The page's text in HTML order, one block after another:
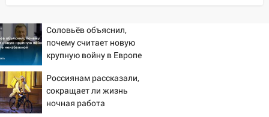
из Европы и потерял 760 тысяч рублей
12:20
В Чердаклинском районе
столкнулись «Лада» и Chevrolet:
пострадал 14-летний подросток
12:00
Где есть бензин в Ульяновске 7
августа: список АЗС
Соловьёв объяснил,
почему считает новую
крупную войну в Европе
Россиянам рассказали,
сокращает ли жизнь
ночная работа